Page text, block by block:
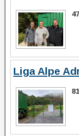
47
Liga Alpe
81